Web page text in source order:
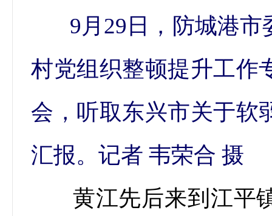
9月29日，防城港
村党组织整顿提升工作
会，听取东兴市关于软
汇报。记者 韦荣合 摄
黄江先后来到江平